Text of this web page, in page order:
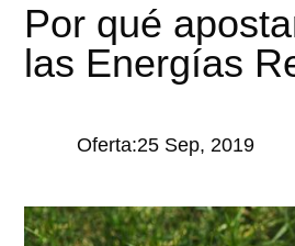
Por qué
las Energías
Oferta:25 Sep, 2019